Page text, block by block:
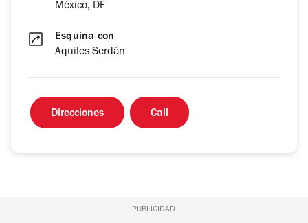
México, DF
Esquina con
Aquiles Serdán
Direcciones Call
PUBLICIDAD